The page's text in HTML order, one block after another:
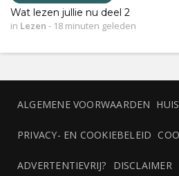
Wat lezen jullie nu deel 2
in Lezen - 18 minuten geleden
ALGEMENE VOORWAARDEN
PRIVACY- EN COOKIEBELEID
ADVERTENTIEVRIJ? DISCLAIMER